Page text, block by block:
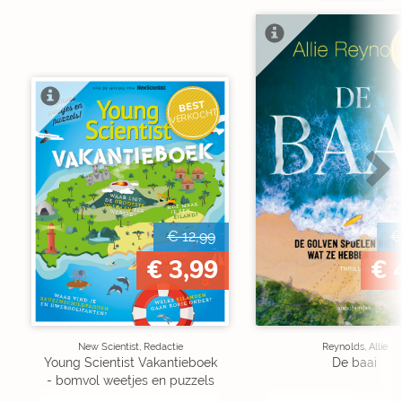
BEST
VERKOCHT
€ 12,99
€ 3,99
New Scientist, Redactie
Young Scientist Vakantieboek
- bomvol weetjes en puzzels
€
€
Reynolds, Allie
De baai